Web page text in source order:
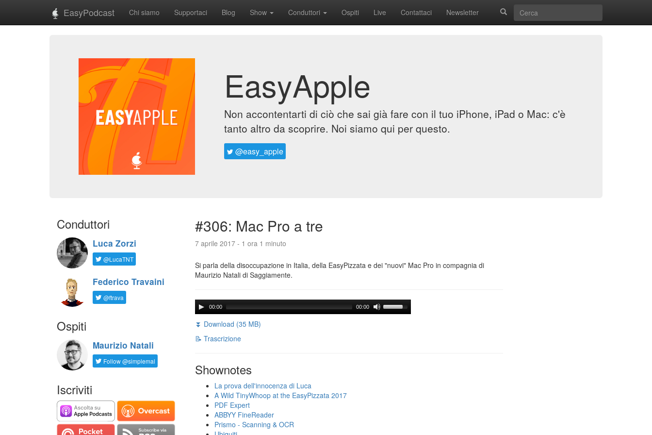
EasyPodcast Chi siamo Supportaci Blog Show Conduttori Ospiti Live Contattaci Newsletter
EasyApple
Non accontentarti di ciò che sai già fare con il tuo iPhone, iPad o Mac: c'è
tanto altro da scoprire. Noi siamo qui per questo.
@easy_apple
Conduttori
Luca Zorzi
@LucaTNT
Federico Travaini
@ftrava
Ospiti
Maurizio Natali
Follow @simplemal
Iscriviti
#306: Mac Pro a tre
7 aprile 2017 - 1 ora 1 minuto
Si parla della disoccupazione in Italia, della EasyPizzata e dei "nuovi" Mac Pro in compagnia di
Maurizio Natali di Saggiamente.
00:00 00:00
⏬ Download (35 MB)
📝 Trascrizione
Shownotes
La prova dell'innocenza di Luca
A Wild TinyWhoop at the EasyPizzata 2017
PDF Expert
ABBYY FineReader
Prismo - Scanning & OCR